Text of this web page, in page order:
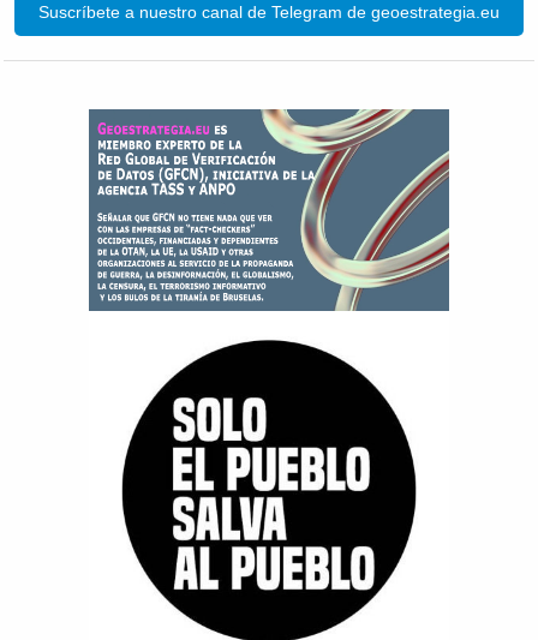
Suscríbete a nuestro canal de Telegram de geoestrategia.eu